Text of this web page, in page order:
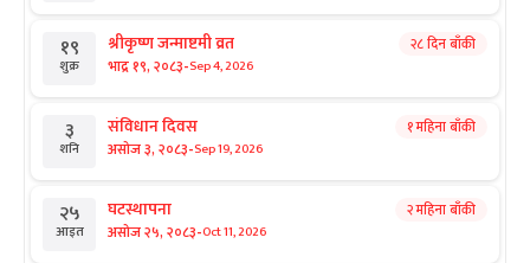
१९
शुक्र
श्रीकृष्ण जन्माष्टमी व्रत
भाद्र १९, २०८३-Sep 4, 2026
२८ दिन बाँकी
३
शनि
संविधान दिवस
असोज ३, २०८३-Sep 19, 2026
१ महिना बाँकी
२५
आइत
घटस्थापना
असोज २५, २०८३-Oct 11, 2026
२ महिना बाँकी